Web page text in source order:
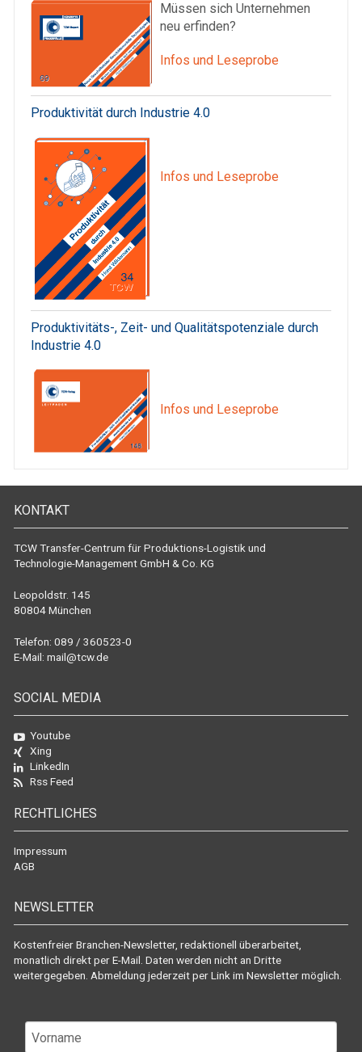
Müssen sich Unternehmen
neu erfinden?
Infos und Leseprobe
Produktivität durch Industrie 4.0
Infos und Leseprobe
Produktivitäts-, Zeit- und Qualitätspotenziale durch
Industrie 4.0
Infos und Leseprobe
KONTAKT
TCW Transfer-Centrum für Produktions-Logistik und
Technologie-Management GmbH & Co. KG
Leopoldstr. 145
80804 München
Telefon: 089 / 360523-0
E-Mail: mail@tcw.de
SOCIAL MEDIA
Youtube
Xing
LinkedIn
Rss Feed
RECHTLICHES
Impressum
AGB
NEWSLETTER
Kostenfreier Branchen-Newsletter, redaktionell überarbeitet,
monatlich direkt per E-Mail. Daten werden nicht an Dritte
weitergegeben. Abmeldung jederzeit per Link im Newsletter möglich.